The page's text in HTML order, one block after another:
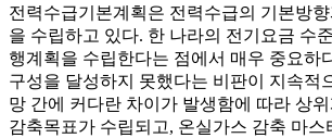
전력수급기본계획은 전력수급의 기본방
을 수립하고 있다. 한 나라의 전기요금 수
행계획을 수립한다는 점에서 매우 중요하
구성을 달성하지 못했다는 비판이 지속적
망 간에 커다란 차이가 발생함에 따라 상
감축목표가 수립되고, 온실가스 감축 마